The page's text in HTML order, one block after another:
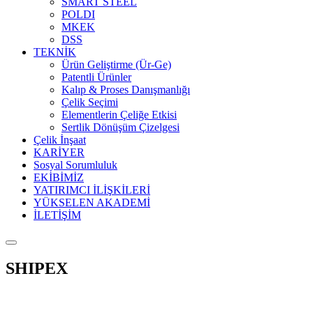
POLDI
MKEK
DSS
TEKNİK
Ürün Geliştirme (Ür-Ge)
Patentli Ürünler
Kalıp & Proses Danışmanlığı
Çelik Seçimi
Elementlerin Çeliğe Etkisi
Sertlik Dönüşüm Çizelgesi
Çelik İnşaat
KARİYER
Sosyal Sorumluluk
EKİBİMİZ
YATIRIMCI İLİŞKİLERİ
YÜKSELEN AKADEMİ
İLETİŞİM
SHIPEX